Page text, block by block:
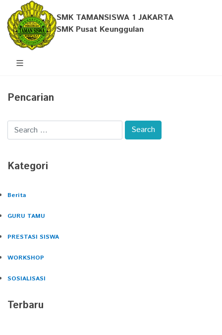
SMK TAMANSISWA 1 JAKARTA
SMK Pusat Keunggulan
Pencarian
Kategori
Berita
GURU TAMU
PRESTASI SISWA
WORKSHOP
SOSIALISASI
Terbaru